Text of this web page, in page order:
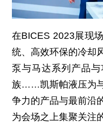
在BICES 2023展现
统、高效环保的冷却
泵与马达系列产品
族……凯斯帕液压为
争力的产品与最前沿
为会场之上集聚关注